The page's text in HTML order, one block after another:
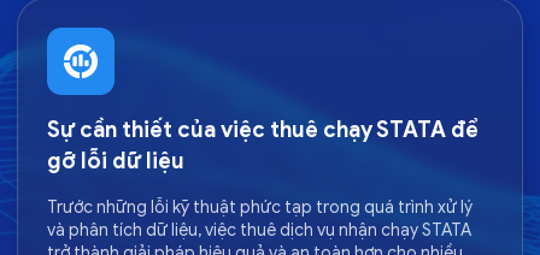
Sự cần thiết của việc thuê chạy STATA để
gỡ lỗi dữ liệu
Trước những lỗi kỹ thuật phức tạp trong quá trình xử lý
và phân tích dữ liệu, việc thuê dịch vụ nhận chạy STATA